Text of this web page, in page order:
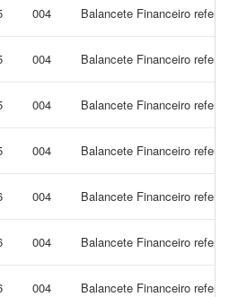
004 Balancete Financeiro
004 Balancete Financeiro
004 Balancete Financeiro
004 Balancete Financeiro
004 Balancete Financeiro
004 Balancete Financeiro
004 Balancete Financeiro